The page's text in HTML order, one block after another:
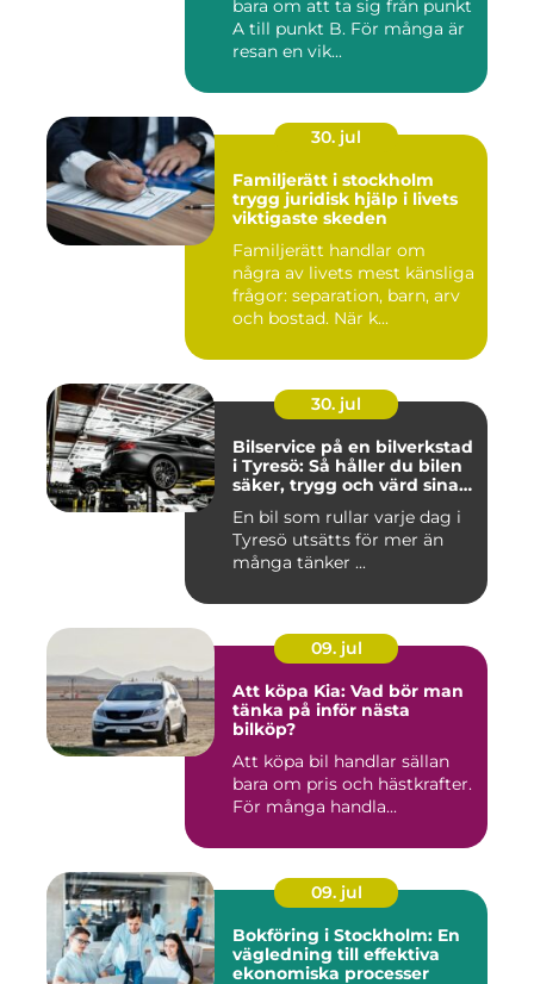
bara om att ta sig från punkt
A till punkt B. För många är
resan en vik...
30. jul
Familjerätt i stockholm
trygg juridisk hjälp i livets
viktigaste skeden
Familjerätt handlar om
några av livets mest känsliga
frågor: separation, barn, arv
och bostad. När k...
30. jul
Bilservice på en bilverkstad
i Tyresö: Så håller du bilen
säker, trygg och värd sina
En bil som rullar varje dag i
Tyresö utsätts för mer än
många tänker ...
09. jul
Att köpa Kia: Vad bör man
tänka på inför nästa
bilköp?
Att köpa bil handlar sällan
bara om pris och hästkrafter.
För många handla...
09. jul
Bokföring i Stockholm: En
vägledning till effektiva
ekonomiska processer